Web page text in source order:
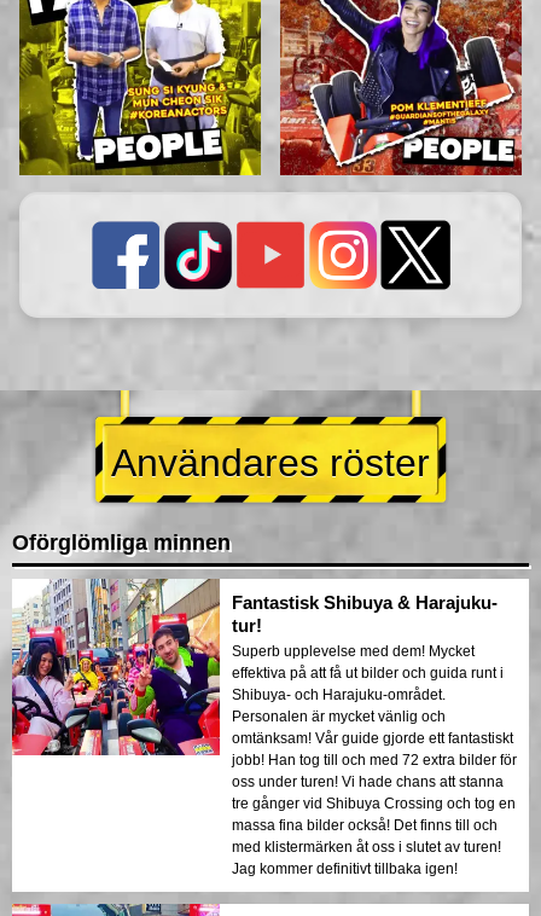
Användares röster
Oförglömliga minnen
Fantastisk Shibuya & Harajuku-
tur!
Superb upplevelse med dem! Mycket
effektiva på att få ut bilder och guida runt i
Shibuya- och Harajuku-området.
Personalen är mycket vänlig och
omtänksam! Vår guide gjorde ett fantastiskt
jobb! Han tog till och med 72 extra bilder för
oss under turen! Vi hade chans att stanna
tre gånger vid Shibuya Crossing och tog en
massa fina bilder också! Det finns till och
med klistermärken åt oss i slutet av turen!
Jag kommer definitivt tillbaka igen!